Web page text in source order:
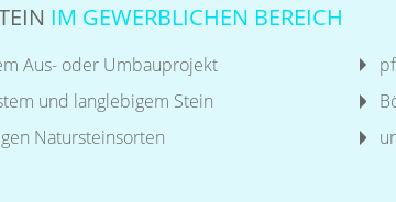
IM GEWERBLICHEN BEREICH
Aus- oder Umbauprojekt
und langlebigem Stein
Natursteinsorten